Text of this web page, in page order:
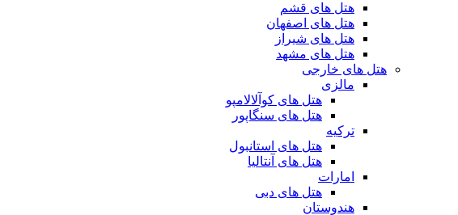
هتل های قشم
هتل های اصفهان
هتل های شیراز
هتل های مشهد
هتل های خارجی
مالزی
هتل های کوآلالامپو
هتل های سنگاپور
ترکیه
هتل های استانبول
هتل های آنتالیا
امارات
هتل های دبی
هندوستان